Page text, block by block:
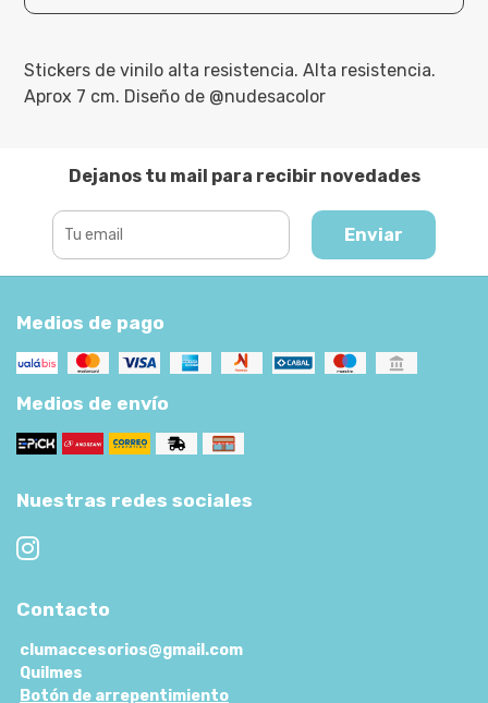
Stickers de vinilo alta resistencia. Alta resistencia.
Aprox 7 cm. Diseño de @nudesacolor
Dejanos tu mail para recibir novedades
Enviar
Medios de pago
Medios de envío
Nuestras redes sociales
Contacto
clumaccesorios@gmail.com
Quilmes
Botón de arrepentimiento